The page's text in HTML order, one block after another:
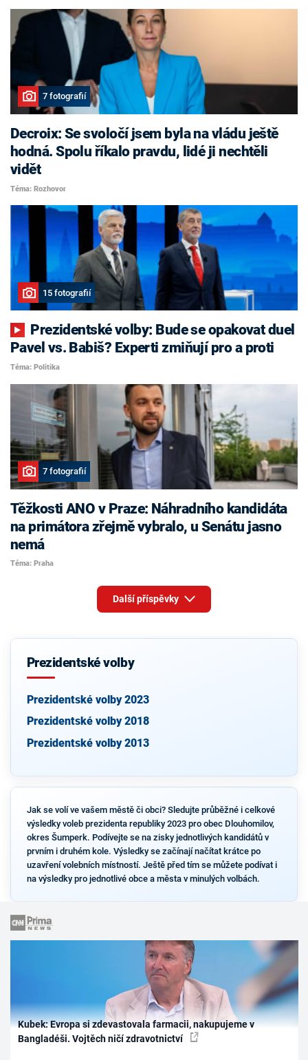
7 fotografií
Decroix: Se svoločí jsem byla na vládu ještě
hodná. Spolu říkalo pravdu, lidé ji nechtěli
vidět
Téma: Rozhovor
15 fotografií
Pavel vs. Babiš? Experti zmiňují pro a proti
Téma: Politika
7 fotografií
Těžkosti ANO v Praze: Náhradního kandidáta
na primátora zřejmě vybralo, u Senátu jasno
nemá
Téma: Praha
Další příspěvky
Prezidentské volby
Prezidentské volby 2023
Prezidentské volby 2018
Prezidentské volby 2013
Jak se volí ve vašem městě či obci? Sledujte průběžné i celkové
výsledky voleb prezidenta republiky 2023 pro obec Dlouhomilov,
okres Šumperk. Podívejte se na zisky jednotlivých kandidátů v
prvním i druhém kole. Výsledky se začínají načítat krátce po
uzavření volebních místností. Ještě před tím se můžete podívat i
na výsledky pro jednotlivé obce a města v minulých volbách.
Kubek: Evropa si zdevastovala farmacii, nakupujeme v
Bangladéši. Vojtěch ničí zdravotnictví